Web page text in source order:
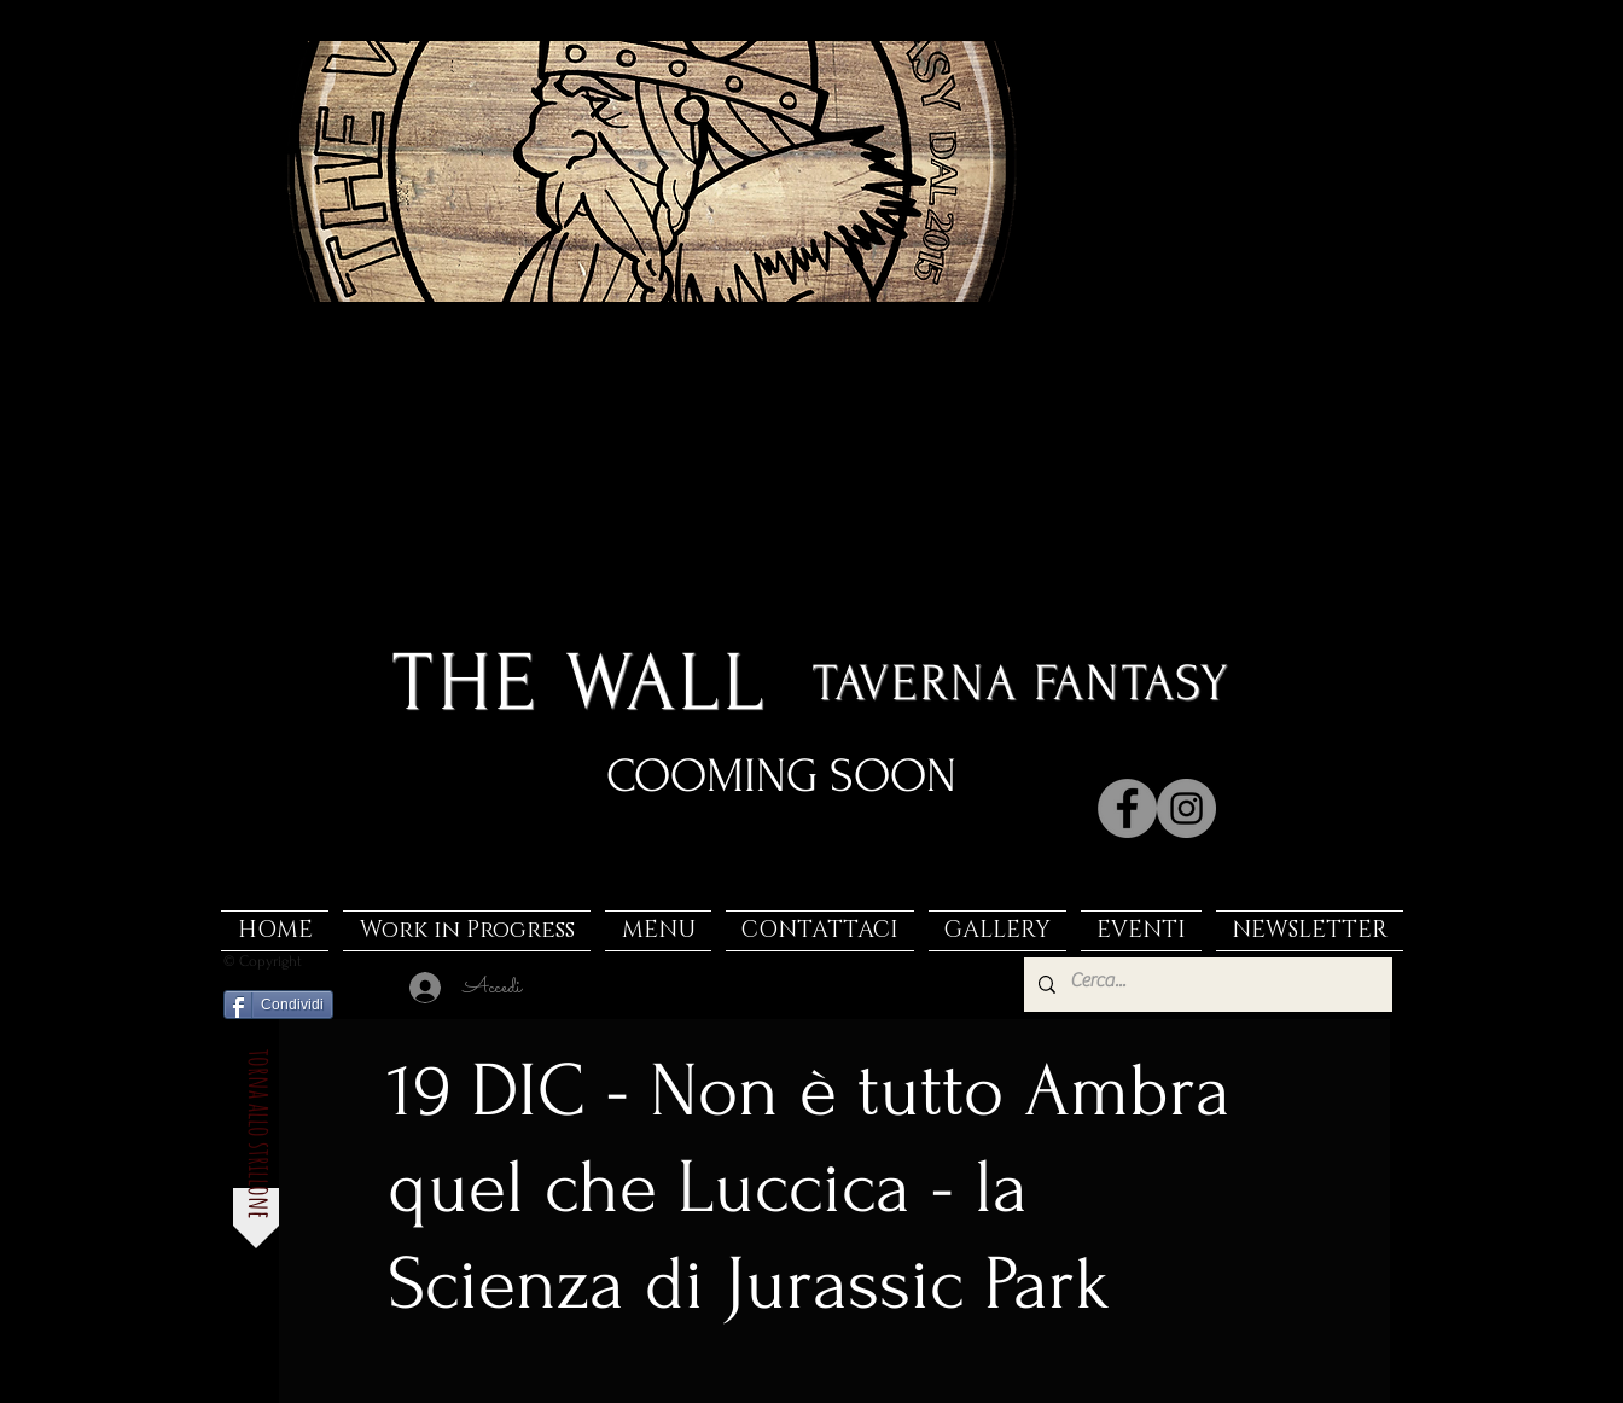
THE WALL TAVERNA FANTASY
COOMING SOON
HOME Work in Progress MENU CONTATTACI GALLERY EVENTI NEWSLETTER
© Copyright
Condividi Accedi
19 DIC - Non è tutto Ambra
quel che Luccica - la
Scienza di Jurassic Park
torna allo strillone